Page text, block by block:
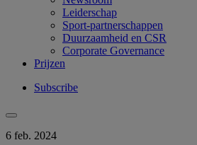
Leiderschap
Sport-partnerschappen
Duurzaamheid en CSR
Corporate Governance
Prijzen
Subscribe
6 feb. 2024